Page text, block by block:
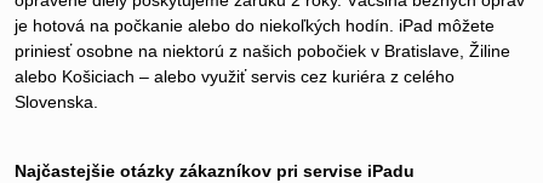
je hotová na počkanie alebo do niekoľkých hodín. iPad môžete
priniesť osobne na niektorú z našich pobočiek v Bratislave, Žiline
alebo Košiciach – alebo využiť servis cez kuriéra z celého
Slovenska.
Najčastejšie otázky zákazníkov pri servise iPadu